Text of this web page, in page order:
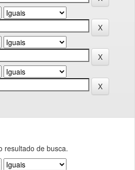
resultado de busca.